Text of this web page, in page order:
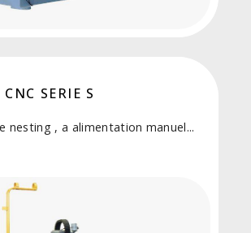
SERIE S
nesting , a alimentation manuel...